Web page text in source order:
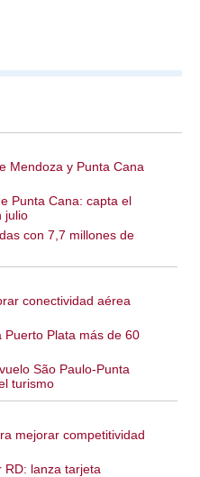
Mendoza y Punta Cana
Punta Cana: capta el
julio
con 7,7 millones de
conectividad aérea
Puerto Plata más de 60
São Paulo-Punta
turismo
mejorar competitividad
RD: lanza tarjeta